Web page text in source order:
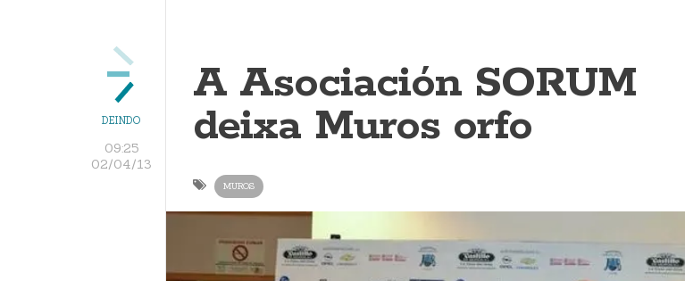
DEINDO
09:25
02/04/13
A Asociación SORUM
deixa Muros orfo
MUROS